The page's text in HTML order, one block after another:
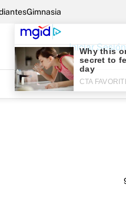
Gimnasia
Iniciar Sesión